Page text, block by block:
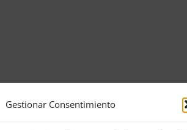
Gestionar Consentimiento